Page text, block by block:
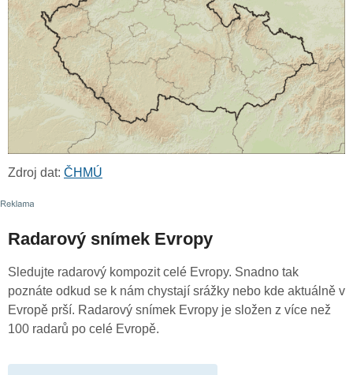
Zdroj dat: ČHMÚ
Radarový snímek Evropy
Sledujte radarový kompozit celé Evropy. Snadno tak
poznáte odkud se k nám chystají srážky nebo kde aktuálně v
Evropě prší. Radarový snímek Evropy je složen z více než
100 radarů po celé Evropě.